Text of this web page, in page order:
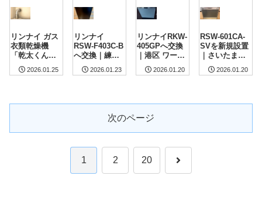
リンナイ ガス
衣類乾燥機
「乾太くん」
RDT-93を新規
設置｜藤沢市
2026.01.25
リンナイ
RSW-F403C-B
へ交換｜練馬
区のビルトイ
ン食洗機交換
2026.01.23
リンナイRKW-
405GPへ交換
｜港区 ワール
ドシティタワ
ーズ 食洗機交
2026.01.20
RSW-601CA-
SVを新規設置
｜さいたま市
LIXILキッチン
の食洗機後付
2026.01.20
次のページ
1 2 20 次